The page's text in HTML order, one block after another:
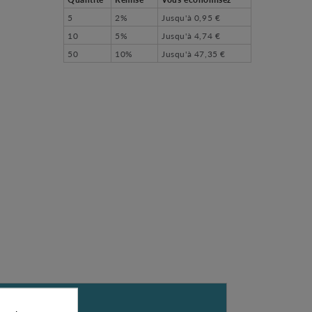
5
2% Jusqu'à 0,95 €
10
5% Jusqu'à 4,74 €
50
10% Jusqu'à 47,35 €